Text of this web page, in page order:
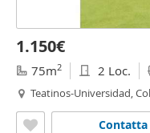
1.150€
75m2 2 Loc.
Teatinos-Universidad,
Contatta